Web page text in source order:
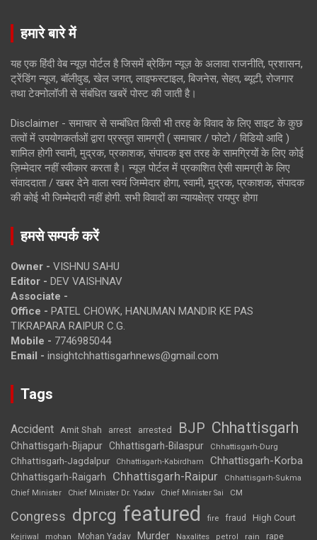
हमारे बारे में
यह एक हिंदी वेब न्यूज़ पोर्टल है जिसमें ब्रेकिंग न्यूज़ के अलावा राजनीति, प्रशासन,
ट्रेंडिंग न्यूज, बॉलीवुड, खेल जगत, लाइफस्टाइल, बिजनेस, सेहत, ब्यूटी, रोजगार
तथा टेक्नोलॉजी से संबंधित खबरें पोस्ट की जाती है।
Disclaimer - समाचार से सम्बंधित किसी भी तरह के विवाद के लिए साइट के कुछ
तत्वों में उपयोगकर्ताओं द्वारा प्रस्तुत सामग्री ( समाचार / फोटो / विडियो आदि )
शामिल होगी स्वामी, मुद्रक, प्रकाशक, संपादक इस तरह के सामग्रियों के लिए कोई
ज़िम्मेदार नहीं स्वीकार करता है। न्यूज़ पोर्टल में प्रकाशित ऐसी सामग्री के लिए
संवाददाता / खबर देने वाला स्वयं जिम्मेदार होगा, स्वामी, मुद्रक, प्रकाशक, संपादक
की कोई भी जिम्मेदारी नहीं होगी. सभी विवादों का न्यायक्षेत्र रायपुर होगा
हमसे सम्पर्क करें
Owner - VISHNU SAHU
Editor - DEV VAISHNAV
Associate -
Office - PATEL CHOWK, HANUMAN MANDIR KE PAS
TIKRAPARA RAIPUR C.G.
Mobile - 7746985044
Email - insightchhattisgarhnews@gmail.com
Tags
Accident Amit Shah arrest arrested BJP Chhattisgarh
Chhattisgarh-Bijapur Chhattisgarh-Bilaspur Chhattisgarh-Durg
Chhattisgarh-Jagdalpur Chhattisgarh-Kabirdham Chhattisgarh-Korba
Chhattisgarh-Raigarh Chhattisgarh-Raipur
Chhattisgarh-Sukma
Chief Minister
Chief Minister Dr. Yadav Chief Minister Sai CM
Congress dprcg featured fire fraud High Court
Kejriwal mohan Mohan Yadav Murder Naxalites petrol rain rape